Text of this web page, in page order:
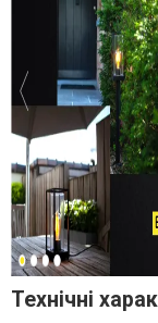
Технічні